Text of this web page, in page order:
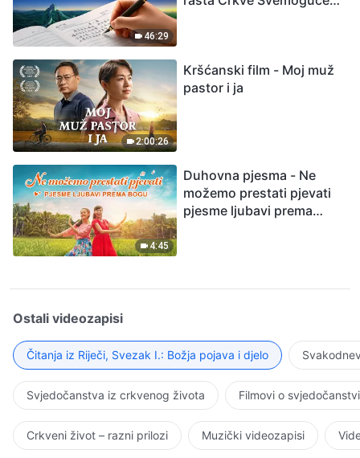
46:29
2:00:26
Kršćanski film - Moj muž
pastor i ja
4:45
Duhovna pjesma - Ne
možemo prestati pjevati
pjesme ljubavi prema
Ostali videozapisi
Čitanja iz Riječi, Svezak I.: Božja pojava i djelo
Svjedočanstva iz crkvenog života Filmovi o
Crkveni život – razni prilozi Muzički videozapisi